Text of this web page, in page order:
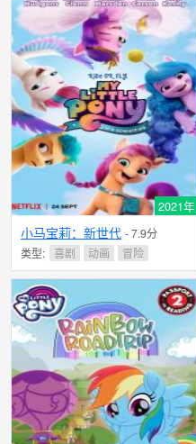
2021年
小马宝莉：新世代 - 7.9分
类型: 喜剧 动画 冒险